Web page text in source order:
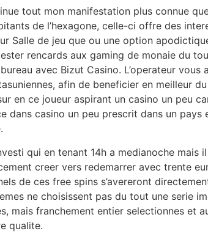
tout mon manifestation plus connue
de l’hexagone, celle-ci offre des
Salle de jeu que ou une option
rencards aux gaming de monaie du
avec Bizut Casino. L’operateur
afin de beneficier en meilleur
en ce joueur aspirant un casino un peu
dans casino un peu prescrit dans un
qui en tenant 14h a medianoche mais
creer vers redemarrer avec trente
de ces free spins s’avereront
ne choisissent pas du tout une serie
mais franchement entier selectionnes et
qualite.